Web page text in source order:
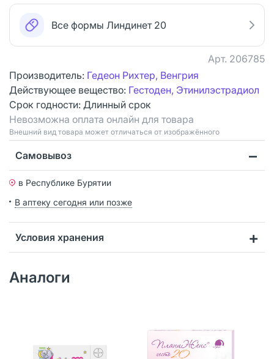
Все формы Линдинет 20
Арт. 206785
Производитель: Гедеон Рихтер, Венгрия
Действующее вещество: Гестоден, Этинилэстрадиол
Срок годности: Длинный срок
Невозможна оплата онлайн для товара
Bнешний вид товара может отличаться от изображённого
Самовывоз
в Республике Бурятии
В аптеку сегодня или позже
Условия хранения
Аналоги